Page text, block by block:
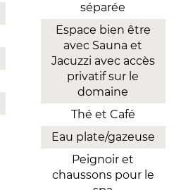
séparée
Espace bien être
avec Sauna et
Jacuzzi avec accès
privatif sur le
domaine
Thé et Café
Eau plate/gazeuse
Peignoir et
chaussons pour le